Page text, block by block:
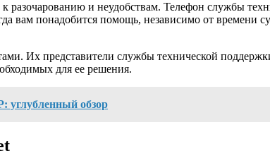
и неудобствам. Телефон службы
вам понадобится помощь, независимо от времени
Их представители службы технической
для ее решения.
углубленный обзор